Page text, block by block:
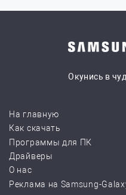
Окунись в
На главную
Как скачать
Программы для ПК
Драйверы
О нас
Реклама на Samsung-